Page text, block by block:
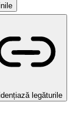
legăturile